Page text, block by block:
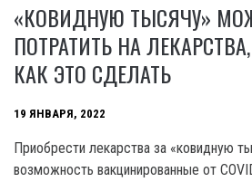
«КОВИДНУЮ ТЫСЯЧУ»
ПОТРАТИТЬ НА
КАК ЭТО СДЕЛАТЬ
19 ЯНВАРЯ, 2022
Приобрести лекарства за «ковидную
возможность вакцинированные от